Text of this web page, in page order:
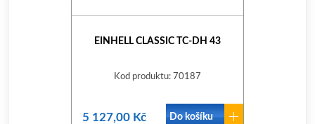
EINHELL CLASSIC TC-DH 43
Kod produktu: 70187
5 127,00 Kč Do košíku